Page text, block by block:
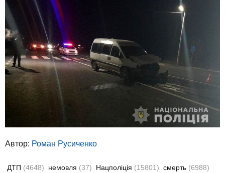
Автор: Роман Русиченко
ДТП (4648) немовля (37) Нацполіція (15801) смерть (6988)